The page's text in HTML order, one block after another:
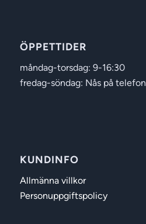
ÖPPETTIDER
måndag-torsdag: 9-16:30
fredag-söndag: Nås på telefon
KUNDINFO
Allmänna villkor
Personuppgiftspolicy